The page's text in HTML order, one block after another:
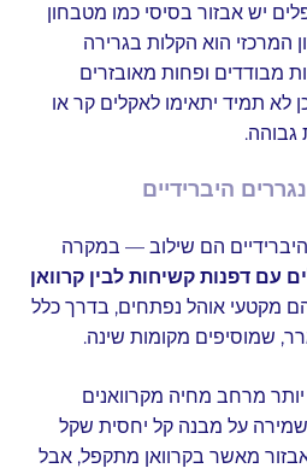
יש אבזור בסיסי כמו מטבחון
המרכזי הוא הקלות בגרירה
מבודדים ופחות מאובזרים
לא תמיד יתאימו לאקלים קר או
היברידיים
הם שילוב — במקרה
עם דפנות קשיחות לבין קרוואן
מקטעי אוהל נפתחים, בדרך כלל
שמוסיפים מקומות שינה.
יותר מרחב מחיה מקרוואנים
על מבנה קל יחסית שקל
מאשר בקרוואן מתקפל, אבל